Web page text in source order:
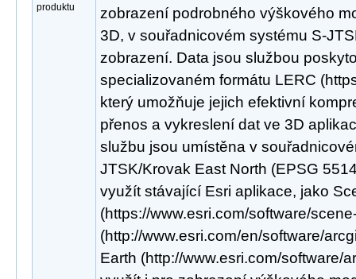
produktu
zobrazení podrobného výškového
3D, v souřadnicovém systému S-
zobrazení. Data jsou službou
specializovaném formátu LERC
který umožňuje jejich efektivní
přenos a vykreslení dat ve 3D
službu jsou umístěna v
JTSK/Krovak East North (EPSG
využít stávající Esri aplikace, jako
(https://www.esri.com/software/
(http://www.esri.com/en/software/
Earth (http://www.esri.com/software/